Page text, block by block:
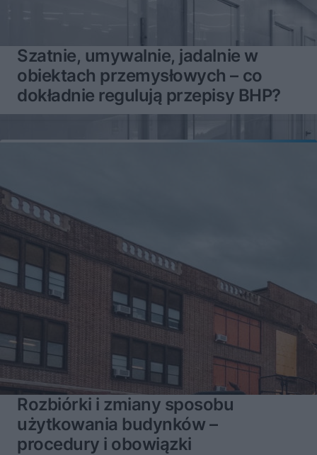
Szatnie, umywalnie, jadalnie w
obiektach przemysłowych – co
dokładnie regulują przepisy BHP?
Rozbiórki i zmiany sposobu
użytkowania budynków –
procedury i obowiązki